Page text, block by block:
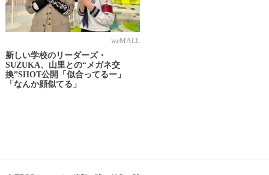
weMALL
新しい学校のリーダーズ・
SUZUKA、山里との“メガネ交
換”SHOT公開「似合ってるー」
「なんか顔似てる」